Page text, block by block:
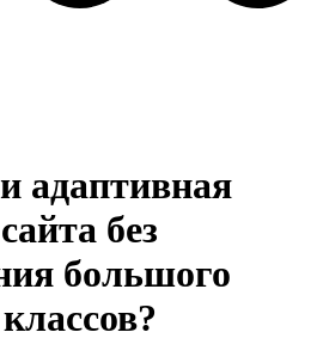
адаптивная
без
большого